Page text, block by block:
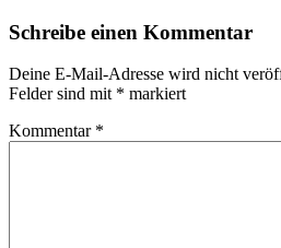
Schreibe einen Kommentar
Deine E-Mail-Adresse wird nicht
Felder sind mit * markiert
Kommentar *